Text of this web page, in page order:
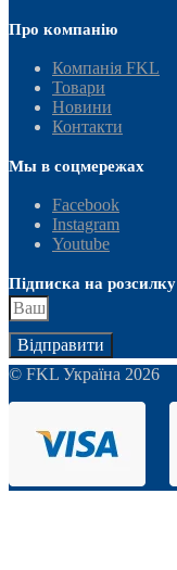
Про компанію
Компанія FKL
Товари
Новини
Контакти
Мы в соцмережах
Facebook
Instagram
Youtube
Підписка на розсилку
Відправити
© FKL Україна 2026